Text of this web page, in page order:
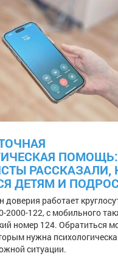
ПОМОЩЬ:
РАССКАЗАЛИ,
ДЕТЯМ И
доверия работает
2000-122, с мобильного
номер 124. Обратиться
нужна
ситуации.